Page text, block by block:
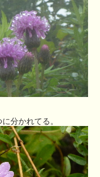
分かれてる。